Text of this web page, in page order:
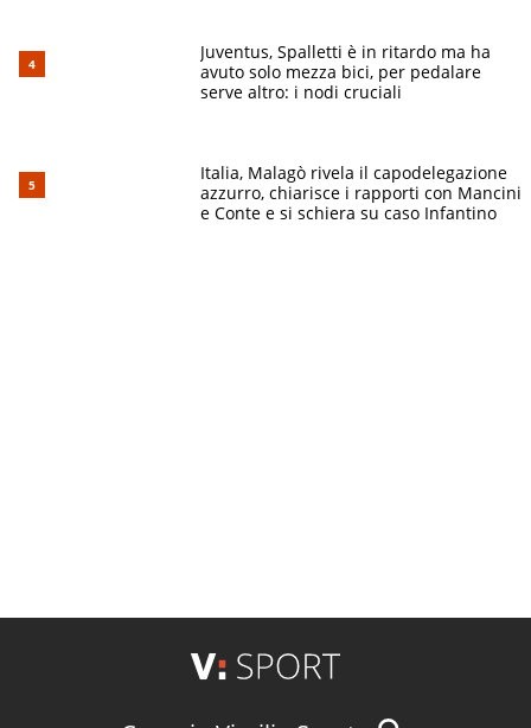
Juventus, Spalletti è in ritardo ma ha
avuto solo mezza bici, per pedalare
serve altro: i nodi cruciali
Italia, Malagò rivela il capodelegazione
azzurro, chiarisce i rapporti con Mancini
e Conte e si schiera su caso Infantino